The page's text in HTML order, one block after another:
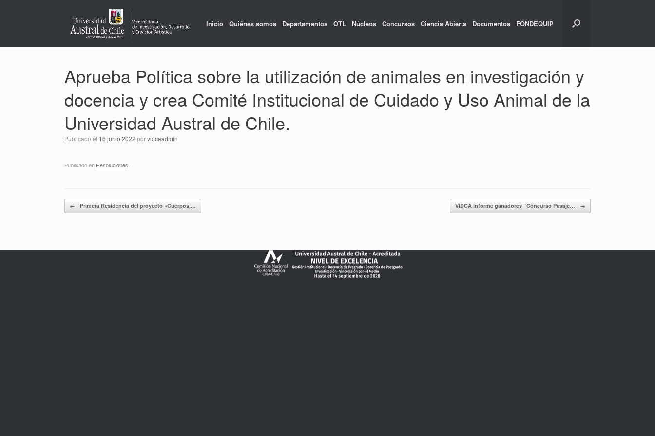
Inicio Quiénes somos Departamentos OTL Núcleos Concursos Ciencia Abierta Documentos FONDEQUIP
Aprueba Política sobre la utilización de animales en investigación y
docencia y crea Comité Institucional de Cuidado y Uso Animal de la
Universidad Austral de Chile.
Publicado el 16 junio 2022 porvidcaadmin
Publicado en Resoluciones
Navegador de artículos
← Primera Residencia del proyecto «Cuerpos,… VIDCA informe ganadores “Concurso Pasaje… →